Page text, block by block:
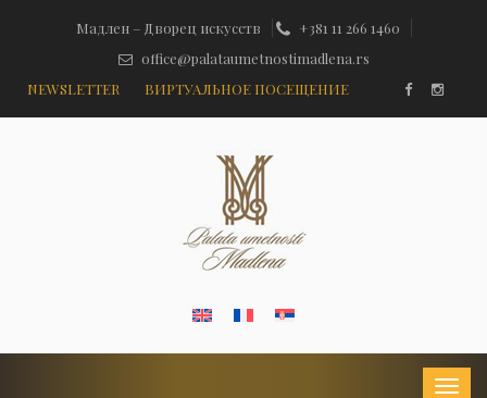
Мадлен – Дворец искусств
+381 11 266 1460
office@palataumetnostimadlena.rs
NEWSLETTER
ВИРТУАЛЬНОЕ ПОСЕЩЕНИЕ